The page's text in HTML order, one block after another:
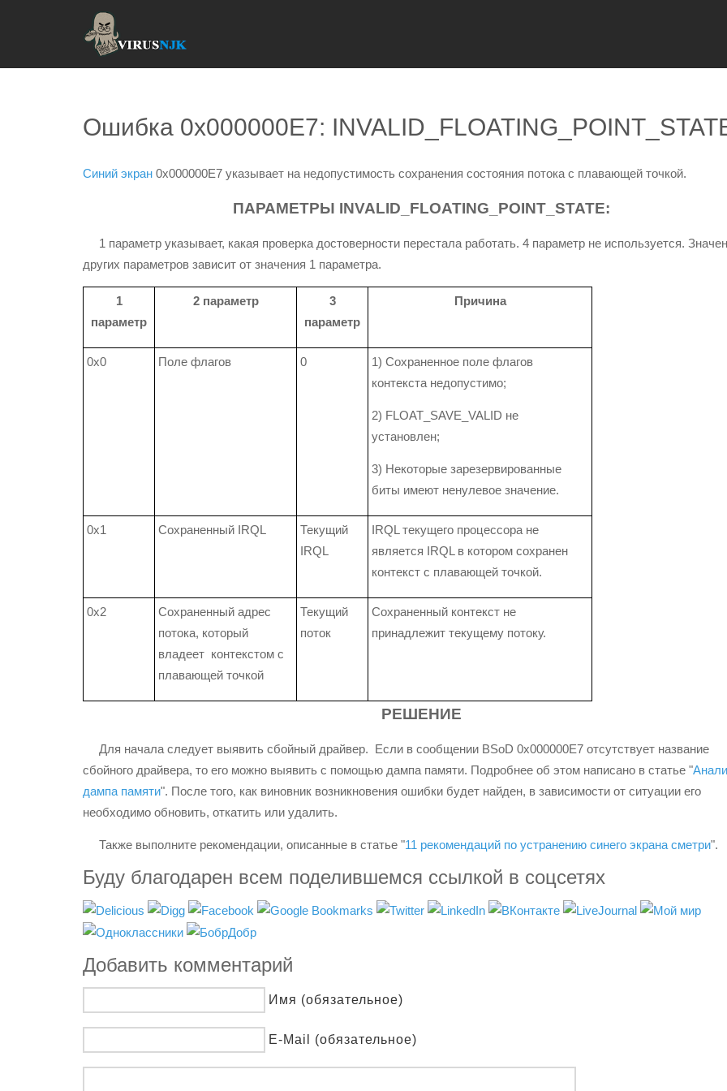
Ошибка 0x000000E7:
Синий экран 0x000000E7 указывает на недопустимость сохранения состояния потока с плавающей точкой.
ПАРАМЕТРЫ INVALID_FLOATING_POINT_STATE:
1 параметр указывает, какая проверка достоверности перестала работать. 4 параметр не используется.
других параметров зависит от значения 1 параметра.
1
параметр
2 параметр
3
параметр
Причина
0x0 Поле флагов 0
1) Сохраненное поле флагов
контекста недопустимо;
2) FLOAT_SAVE_VALID не
установлен;
3) Некоторые зарезервированные
биты имеют ненулевое значение.
0x1 Сохраненный IRQL
Текущий
IRQL
IRQL текущего процессора не
является IRQL в котором сохранен
контекст с плавающей точкой.
0x2
Сохраненный адрес
потока, который
владеет контекстом с
плавающей точкой
Текущий
поток
Сохраненный контекст не
принадлежит текущему потоку.
РЕШЕНИЕ
Для начала следует выявить сбойный драйвер. Если в сообщении BSoD 0x000000E7 отсутствует название
сбойного драйвера, то его можно выявить с помощью дампа памяти. Подробнее об этом написано в статье "
дампа памяти". После того, как виновник возникновения ошибки будет найден, в зависимости от ситуации его
необходимо обновить, откатить или удалить.
Также выполните рекомендации, описанные в статье "11 рекомендаций по устранению синего экрана сметри".
Буду благодарен всем поделившемся ссылкой в соцсетях
Добавить комментарий
Имя (обязательное)
E-Mail (обязательное)